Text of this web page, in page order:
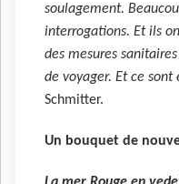
soulagement.
interrogations. Et ils
des mesures
de voyager. Et ce sont
Schmitter.
Un bouquet de